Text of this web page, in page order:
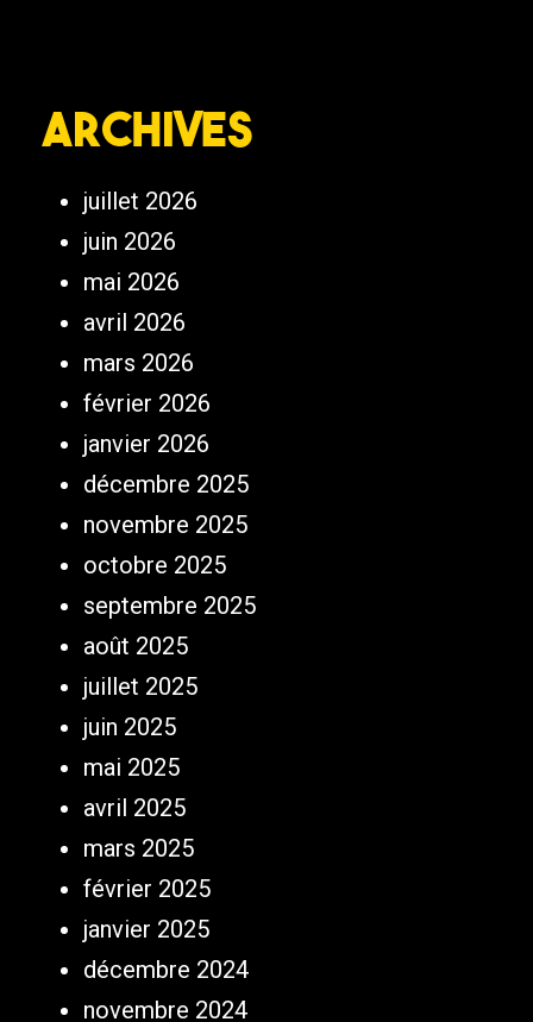
Archives
juillet 2026
juin 2026
mai 2026
avril 2026
mars 2026
février 2026
janvier 2026
décembre 2025
novembre 2025
octobre 2025
septembre 2025
août 2025
juillet 2025
juin 2025
mai 2025
avril 2025
mars 2025
février 2025
janvier 2025
décembre 2024
novembre 2024